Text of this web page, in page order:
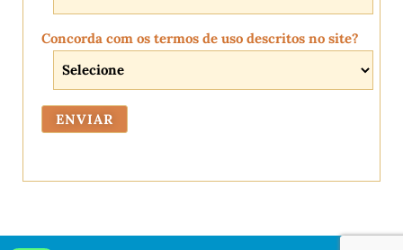
Concorda com os termos de uso descritos no site?